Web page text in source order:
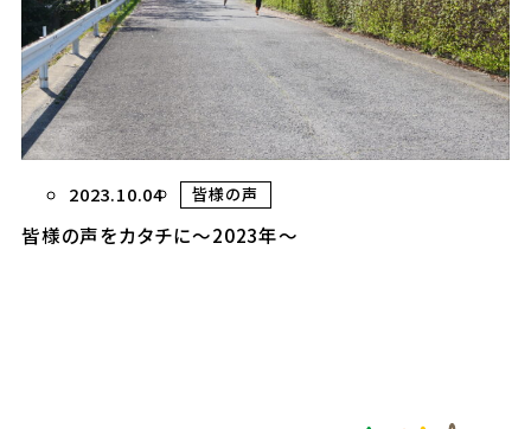
2023.10.04 皆様の声
皆様の声をカタチに〜2023年〜